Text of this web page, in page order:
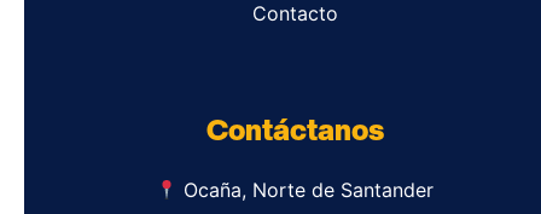
Contacto
Contáctanos
Ocaña, Norte de Santander